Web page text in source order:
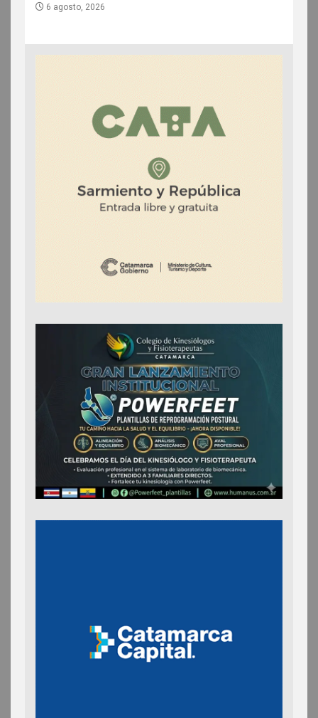
6 agosto, 2026